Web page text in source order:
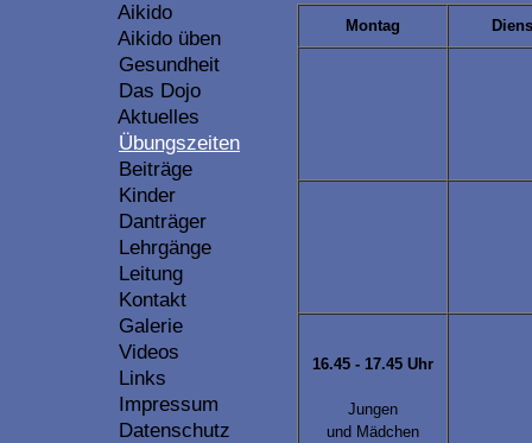
Montag
16.45 - 17.45 Uhr
Jungen
und Mädchen
Aikido
Aikido üben
Gesundheit
Das Dojo
Aktuelles
Übungszeiten
Beiträge
Kinder
Danträger
Lehrgänge
Leitung
Kontakt
Galerie
Videos
Links
Impressum
Datenschutz